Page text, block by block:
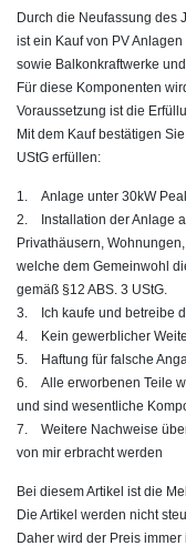
Durch die Neufassung des
ist ein Kauf von PV
sowie Balkonkraftwerke
Für diese Komponenten
Voraussetzung ist die
Mit dem Kauf bestätigen
UStG erfüllen:
1. Anlage unter 30kW
2. Installation der Anlage
Privathäusern,
welche dem Gemeinwohl
gemäß §12 ABS. 3 UStG.
3. Ich kaufe und betreibe
4. Kein gewerblicher
5. Haftung für falsche
6. Alle erworbenen Teile
und sind wesentliche
7. Weitere Nachweise
von mir erbracht werden
Bei diesem Artikel ist die
Die Artikel werden nicht
Daher wird der Preis